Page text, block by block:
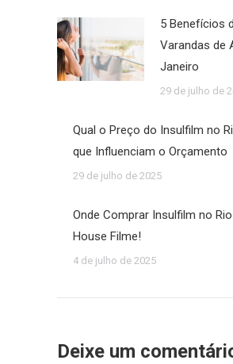
5 Benefícios
Varandas de
Janeiro
29 de julho de
Qual o Preço do Insulfilm no
que Influenciam o Orçamento
29 de julho de 2025
Onde Comprar Insulfilm no
House Filme!
4 de julho de 2025
Deixe um